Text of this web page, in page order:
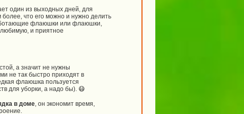
один из выходных дней, для
что его можно и нужно делить
флаюшки или флаюшки,
и приятное
а значит не нужны
не так быстро приходят в
флаюшка пользуется
для уборки, а надо бы). 😷
в доме , он экономит время,